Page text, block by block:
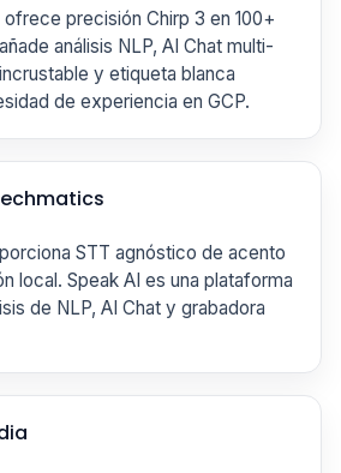
precisión Chirp 3 en 100+
análisis NLP, AI Chat multi-
y etiqueta blanca
de experiencia en GCP.
STT agnóstico de acento
local. Speak AI es una plataforma
de NLP, AI Chat y grabadora